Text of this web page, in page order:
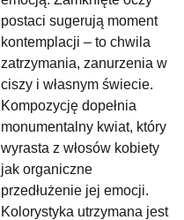
postaci sugerują moment
kontemplacji – to chwila
zatrzymania, zanurzenia w
ciszy i własnym świecie.
Kompozycję dopełnia
monumentalny kwiat, który
wyrasta z włosów kobiety
jak organiczne
przedłużenie jej emocji.
Kolorystyka utrzymana jest